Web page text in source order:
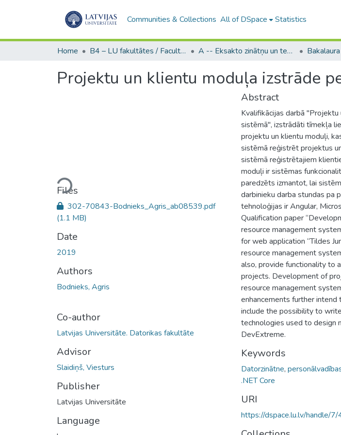
Communities & Collections All of DSpace Statistics
Home B4 – LU fakultātes / Faculties of the UL A -- Eksakto zinātņu un tehnoloģiju fakultāte / Faculty of Science and Technology
Projektu un klientu moduļa izstrāde
Loading...
Files
302-70843-Bodnieks_Agris_ab08539.pdf
(1.1 MB)
Date
2019
Authors
Bodnieks, Agris
Co-author
Latvijas Universitāte. Datorikas fakultāte
Advisor
Slaidiņš, Viesturs
Publisher
Latvijas Universitāte
Language
Abstract
Kvalifikācijas darbā
sistēmā", izstrādāti tīmekļa
projektu un klientu moduļi,
sistēmā reģistrēt projektus
sistēmā reģistrētajiem
moduļi ir sistēmas
paredzēts izmantot, lai
darbinieku darba stundas pa
tehnoloģijas ir Angular,
Qualification paper
resource management
for web application “Tildes
resource management
also, provide functionality to
projects. Development of
resource management
enhancements further
include the possibility to
technologies used to design
DevExtreme.
Keywords
Datorzinātne,
.NET Core
URI
https://dspace.lu.lv/handle/